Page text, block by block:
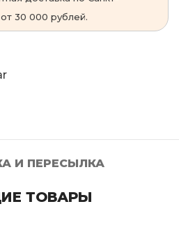
30 000 рублей.
И ПЕРЕСЫЛКА
ТОВАРЫ